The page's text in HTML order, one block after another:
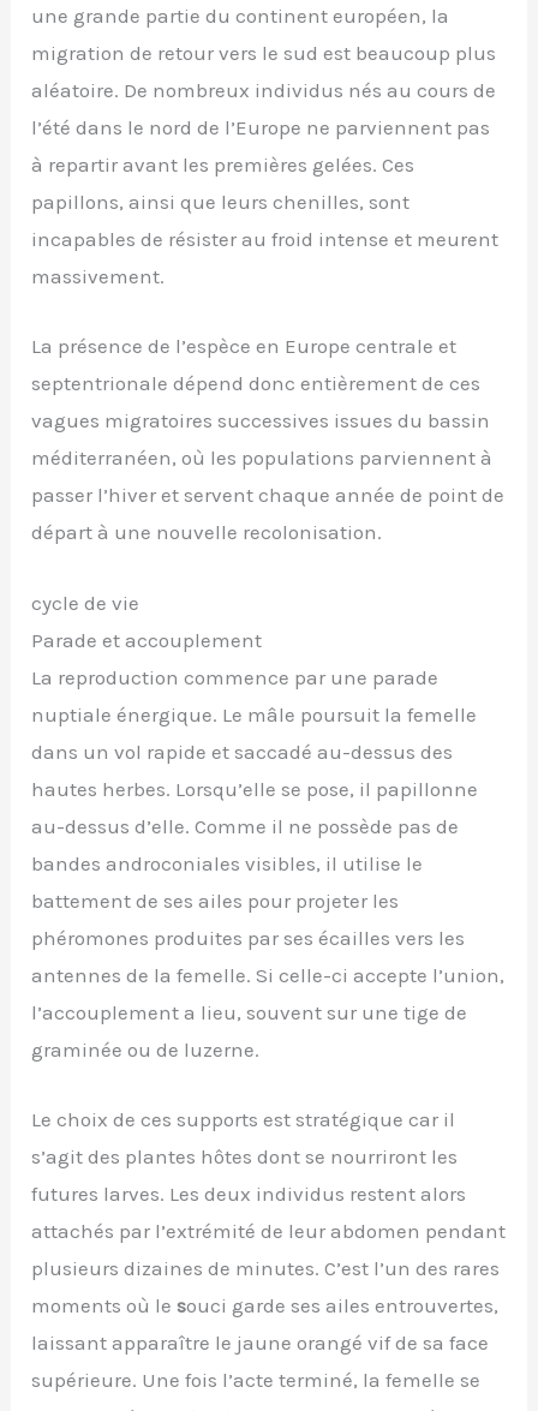
une grande partie du continent européen, la
migration de retour vers le sud est beaucoup plus
aléatoire. De nombreux individus nés au cours de
l’été dans le nord de l’Europe ne parviennent pas
à repartir avant les premières gelées. Ces
papillons, ainsi que leurs chenilles, sont
incapables de résister au froid intense et meurent
massivement.
La présence de l’espèce en Europe centrale et
septentrionale dépend donc entièrement de ces
vagues migratoires successives issues du bassin
méditerranéen, où les populations parviennent à
passer l’hiver et servent chaque année de point de
départ à une nouvelle recolonisation.
cycle de vie
Parade et accouplement
La reproduction commence par une parade
nuptiale énergique. Le mâle poursuit la femelle
dans un vol rapide et saccadé au-dessus des
hautes herbes. Lorsqu’elle se pose, il papillonne
au-dessus d’elle. Comme il ne possède pas de
bandes androconiales visibles, il utilise le
battement de ses ailes pour projeter les
phéromones produites par ses écailles vers les
antennes de la femelle. Si celle-ci accepte l’union,
l’accouplement a lieu, souvent sur une tige de
graminée ou de luzerne.
Le choix de ces supports est stratégique car il
s’agit des plantes hôtes dont se nourriront les
futures larves. Les deux individus restent alors
attachés par l’extrémité de leur abdomen pendant
plusieurs dizaines de minutes. C’est l’un des rares
moments où lesouci garde ses ailes entrouvertes,
laissant apparaître le jaune orangé vif de sa face
supérieure. Une fois l’acte terminé, la femelle se